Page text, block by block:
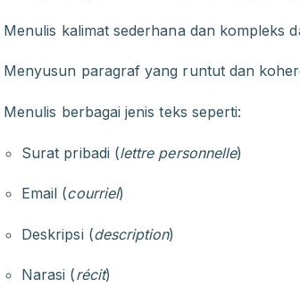
Menulis kalimat sederhana dan kompleks
Menyusun paragraf yang runtut dan
Menulis berbagai jenis teks seperti:
Surat pribadi (lettre personnelle)
Email (courriel)
Deskripsi (description)
Narasi (récit)